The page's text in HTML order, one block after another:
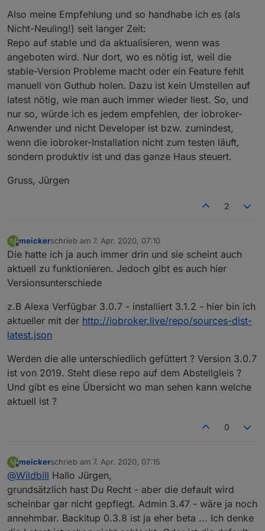
Also meine Empfehlung und so handhabe ich es (als
Nicht-Neuling!) seit langer Zeit:
Repo auf stable und da aktualisieren, wenn was
angeboten wird. Nur dort, wo es nötig ist, weil die
stable-Version Probleme macht oder ein Feature fehlt
manuell von Guthub holen. Dazu ist kein Umstellen auf
latest nötig, wie man auch immer wieder liest. So, und
nur so, würde ich es jedem empfehlen, der iobroker-
Anwender und nicht Developer ist bzw. zumindest,
wenn die iobroker-Installation nicht zum testen läuft,
sondern produktiv ist und das ganze Haus steuert.
Gruss, Jürgen
2
M
Offline
meickerschrieb am 7. Apr. 2020, 07:10
zuletzt editiert von
Die hatte ich ja auch immer drin und sie scheint auch
aktuell zu funktionieren. Jedoch gibt es auch hier
Versionsunterschiede
z.B Alexa Verfügbar 3.0.7 - installiert 3.1.2 - hier bin ich
aktueller mit der http://iobroker.live/repo/sources-dist-
latest.json
Werden die alle unterschiedlich gefüttert ? Version 3.0.7
ist von 2019. Steht diese repo auf dem Abstellgleis ?
Und gibt es eine Übersicht wo man sehen kann welche
aktuell ist ?
0
M
Offline
meickerschrieb am 7. Apr. 2020, 07:15
zuletzt editiert von
@Wildbill Hallo Jürgen,
grundsätzlich hast Du Recht - aber die default wird
scheinbar gar nicht gepflegt. Admin 3.47 - wäre ja noch
annehmbar. Backitup 0.3.8 ist ja eher beta ... Ich denke